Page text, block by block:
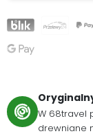
W 68travel
drewniane